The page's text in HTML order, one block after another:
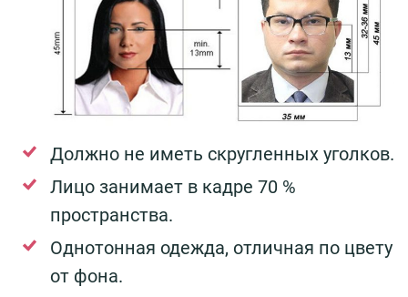
Должно не иметь скругленных уголков.
Лицо занимает в кадре 70 %
пространства.
Однотонная одежда, отличная по цвету
от фона.